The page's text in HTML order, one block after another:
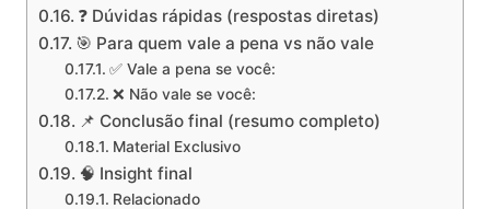
❓ Dúvidas rápidas (respostas diretas)
🎯 Para quem vale a pena vs não vale
✅ Vale a pena se você:
❌ Não vale se você:
📌 Conclusão final (resumo completo)
Material Exclusivo
🧠 Insight final
Relacionado